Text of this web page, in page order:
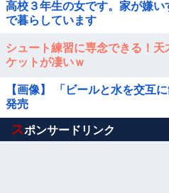
高校３年生の女です。家が嫌
で暮らしています
シュート練習に専念できる！
ケットが凄いｗ
【画像】 「ビールと水を交互
発売
Powered by livedoor 相互RSS
スポンサードリンク